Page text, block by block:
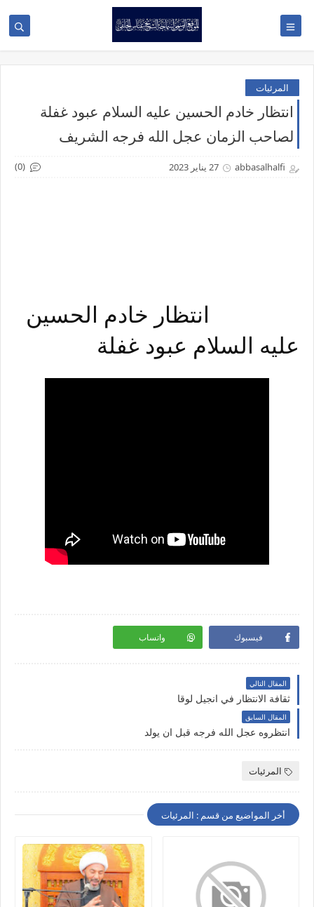
المرئيات
انتظار خادم الحسين عليه السلام عبود غفلة
لصاحب الزمان عجل الله فرجه الشريف
abbasalhalfi 27 يناير 2023 (0)
انتظار خادم الحسين
عليه السلام عبود غفلة
لصاحب الزمان عجل
فيسبوك واتساب
المقال التالي
ثقافة الانتظار في انجيل لوقا
المقال السابق
انتظروه عجل الله فرجه قبل ان يولد
المرئيات
أخر المواضيع من قسم : المرئيات